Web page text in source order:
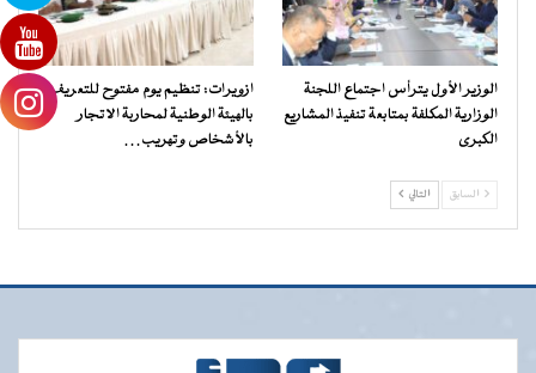
الوزير الأول يترأس اجتماع اللجنة
الوزارية المكلفة بمتابعة تنفيذ المشاريع
الكبرى
ازويرات: تنظيم يوم مفتوح للتعريف
بالهيئة الوطنية لمحاربة الاتجار
بالأشخاص وتهريب…
السابق التالي